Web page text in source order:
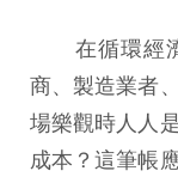
在循環經濟
商、製造業者
場樂觀時人人
成本？這筆帳